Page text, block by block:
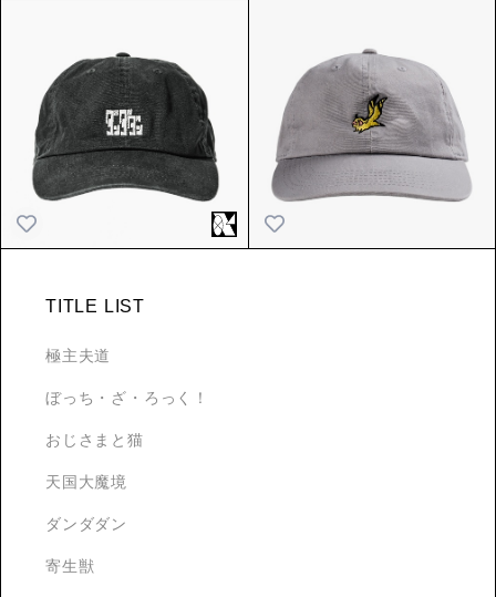
TITLE LIST
極主夫道
ぼっち・ざ・ろっく！
おじさまと猫
天国大魔境
ダンダダン
寄生獣